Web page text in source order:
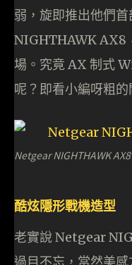
弱，旋即推出他們
NIGHTHAWK AX8
場。究竟 AX 制式
呢？即看小編呀粗的
Netgear NIGHTHAWK
酷炫隱形戰機造型
老實說 Netgear